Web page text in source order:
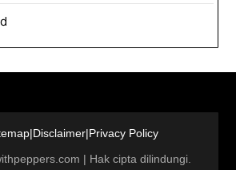
|Disclaimer|Privacy Policy
| Hak cipta dilindungi.